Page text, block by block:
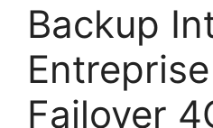
Backup
Failover